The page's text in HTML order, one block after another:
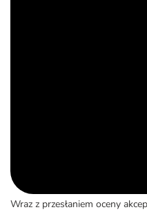
Wraz z przesłaniem oceny